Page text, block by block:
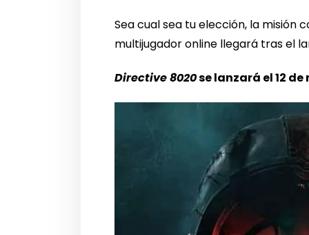
Sea cual sea tu elección, la misión
multijugador online llegará tras el
Directive 8020se lanzará el 12